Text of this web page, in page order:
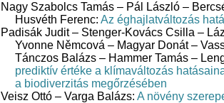
Nagy Szabolcs Tamás – Pál László –
Husvéth Ferenc: Az éghajlatváltozás
Padisák Judit – Stenger-Kovács Csilla –
Yvonne Němcová – Magyar Donát –
Tánczos Balázs – Hammer Tamás –
prediktív értéke a klímaváltozás
a biodiverzitás megőrzésében
Veisz Ottó – Varga Balázs: A növény